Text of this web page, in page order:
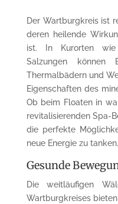
Der Wartburgkreis ist
deren heilende
ist. In Kurorten
Salzungen können
Thermalbädern und
Eigenschaften des
Ob beim Floaten in
revitalisierenden Spa-
die perfekte
neue Energie zu tanken.
Gesunde
Die weitläufigen
Wartburgkreises